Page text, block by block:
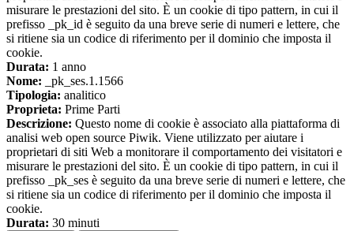
misurare le prestazioni del sito. È un cookie di tipo pattern, in cui il
prefisso _pk_id è seguito da una breve serie di numeri e lettere, che
si ritiene sia un codice di riferimento per il dominio che imposta il
cookie.
Durata: 1 anno
Nome: _pk_ses.1.1566
Tipologia: analitico
Proprieta: Prime Parti
Descrizione: Questo nome di cookie è associato alla piattaforma di
analisi web open source Piwik. Viene utilizzato per aiutare i
proprietari di siti Web a monitorare il comportamento dei visitatori e
misurare le prestazioni del sito. È un cookie di tipo pattern, in cui il
prefisso _pk_ses è seguito da una breve serie di numeri e lettere, che
si ritiene sia un codice di riferimento per il dominio che imposta il
cookie.
Durata: 30 minuti